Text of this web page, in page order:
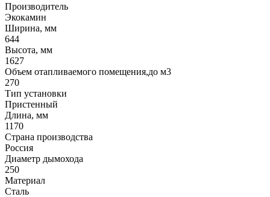
Производитель
Экокамин
Ширина, мм
644
Высота, мм
1627
Объем отапливаемого помещения,до м3
270
Тип установки
Пристенный
Длина, мм
1170
Страна производства
Россия
Диаметр дымохода
250
Материал
Сталь